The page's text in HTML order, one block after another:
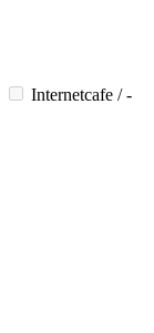
Internetcafe / -